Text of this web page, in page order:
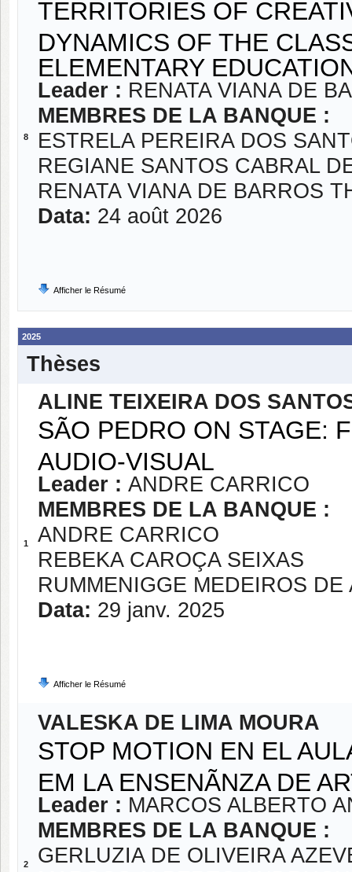
8
TERRITORIES OF
DYNAMICS OF THE
ELEMENTARY
Leader : RENATA VIANA DE
MEMBRES DE LA BANQUE :
ESTRELA PEREIRA DOS
REGIANE SANTOS CABRAL
RENATA VIANA DE BARROS
Data: 24 août 2026
Afficher le Résumé
2025
Thèses
1
ALINE TEIXEIRA DOS
SÃO PEDRO ON STAGE:
AUDIO-VISUAL
Leader : ANDRE CARRICO
MEMBRES DE LA BANQUE :
ANDRE CARRICO
REBEKA CAROÇA SEIXAS
RUMMENIGGE MEDEIROS DE
Data: 29 janv. 2025
Afficher le Résumé
2
VALESKA DE LIMA MOURA
STOP MOTION EN EL
EM LA ENSENÃNZA DE
Leader : MARCOS ALBERTO
MEMBRES DE LA BANQUE :
GERLUZIA DE OLIVEIRA